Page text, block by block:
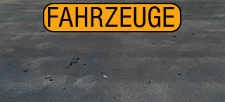
FAHRZEUGE